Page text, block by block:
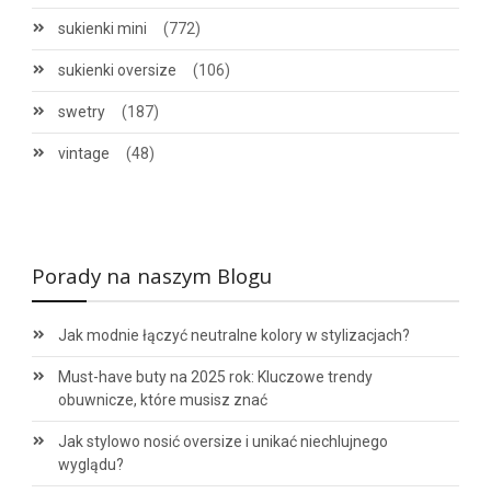
sukienki mini (772)
sukienki oversize (106)
swetry (187)
vintage (48)
Porady na naszym Blogu
Jak modnie łączyć neutralne kolory w stylizacjach?
Must-have buty na 2025 rok: Kluczowe trendy
obuwnicze, które musisz znać
Jak stylowo nosić oversize i unikać niechlujnego
wyglądu?